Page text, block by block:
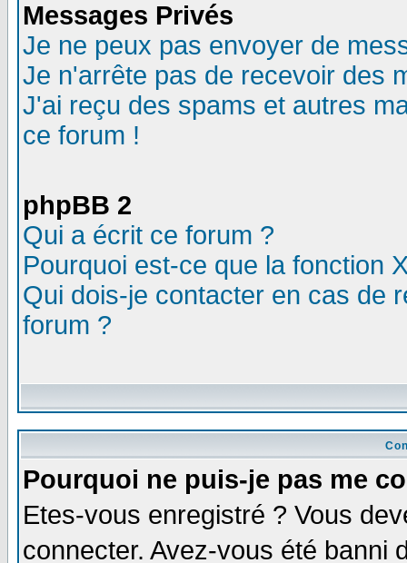
Messages Privés
Je ne peux pas envoyer de
Je n'arrête pas de recevoir des
J'ai reçu des spams et autres
ce forum !
phpBB 2
Qui a écrit ce forum ?
Pourquoi est-ce que la fonction
Qui dois-je contacter en cas de
forum ?
Pourquoi ne puis-je pas me
Etes-vous enregistré ? Vous
connecter. Avez-vous été banni